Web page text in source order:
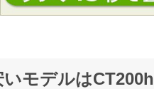
モデルはCT200h